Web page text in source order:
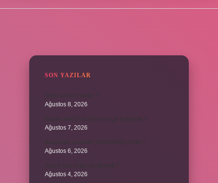
SON YAZILAR
Ağustos 8, 2026
Kapalı sekizli düğüm ne için kullanılır ?
Ağustos 7, 2026
Ağustos 6, 2026
Ağustos 4, 2026